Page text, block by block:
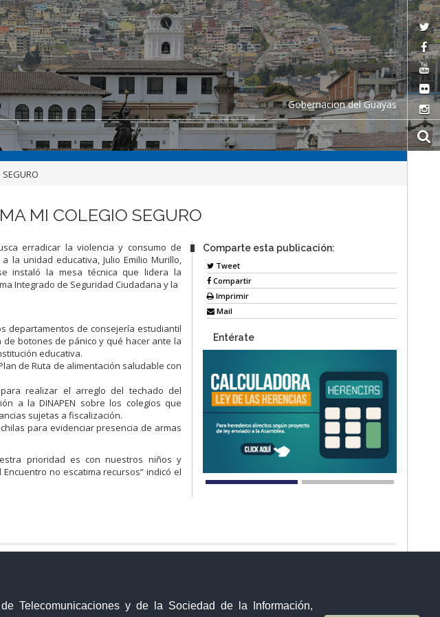
Telecomunicaciones y de la Sociedad de la Información,
Gobernacion del Guayas
SEGURO
MI COLEGIO SEGURO
erradicar la violencia y consumo de
la unidad educativa, Julio Emilio Murillo,
instaló la mesa técnica que lidera la
Integrado de Seguridad Ciudadana y la
departamentos de consejería estudiantil
botones de pánico y qué hacer ante la
educativa.
de Ruta de alimentación saludable con
realizar el arreglo del techado del
a la DINAPEN sobre los colegios que
sujetas a fiscalización.
para evidenciar presencia de armas
prioridad es con nuestros niños y
no escatima recursos” indicó el
Comparte esta publicación:
Tweet
Compartir
Imprimir
Mail
Entérate
Malecón y Aguirre